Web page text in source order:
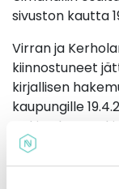
sivuston kautta
Virran ja
kiinnostuneet
kirjallisen
kaupungille
Nokian
Nokia tai